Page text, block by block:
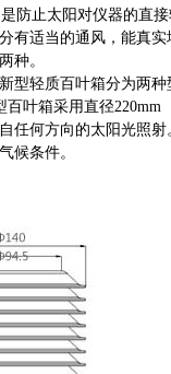
防止太阳对仪器的直
有适当的通风，能真
种。
型轻质百叶箱分为两
叶箱采用直径220mm
任何方向的太阳光照
候条件。